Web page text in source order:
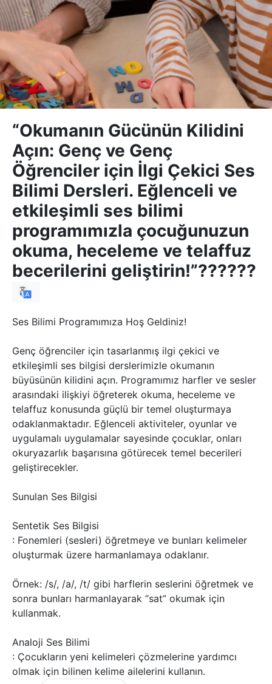
“Okumanın Gücünün Kilidini
Açın: Genç ve Genç
Öğrenciler için İlgi Çekici Ses
Bilimi Dersleri. Eğlenceli ve
etkileşimli ses bilimi
programımızla çocuğunuzun
okuma, heceleme ve telaffuz
becerilerini geliştirin!”??????
Ses Bilimi Programımıza Hoş Geldiniz!
Genç öğrenciler için tasarlanmış ilgi çekici ve
etkileşimli ses bilgisi derslerimizle okumanın
büyüsünün kilidini açın. Programımız harfler ve sesler
arasındaki ilişkiyi öğreterek okuma, heceleme ve
telaffuz konusunda güçlü bir temel oluşturmaya
odaklanmaktadır. Eğlenceli aktiviteler, oyunlar ve
uygulamalı uygulamalar sayesinde çocuklar, onları
okuryazarlık başarısına götürecek temel becerileri
geliştirecekler.
Sunulan Ses Bilgisi
Sentetik Ses Bilgisi
: Fonemleri (sesleri) öğretmeye ve bunları kelimeler
oluşturmak üzere harmanlamaya odaklanır.
Örnek: /s/, /a/, /t/ gibi harflerin seslerini öğretmek ve
sonra bunları harmanlayarak “sat” okumak için
kullanmak.
Analoji Ses Bilimi
: Çocukların yeni kelimeleri çözmelerine yardımcı
olmak için bilinen kelime ailelerini kullanın.